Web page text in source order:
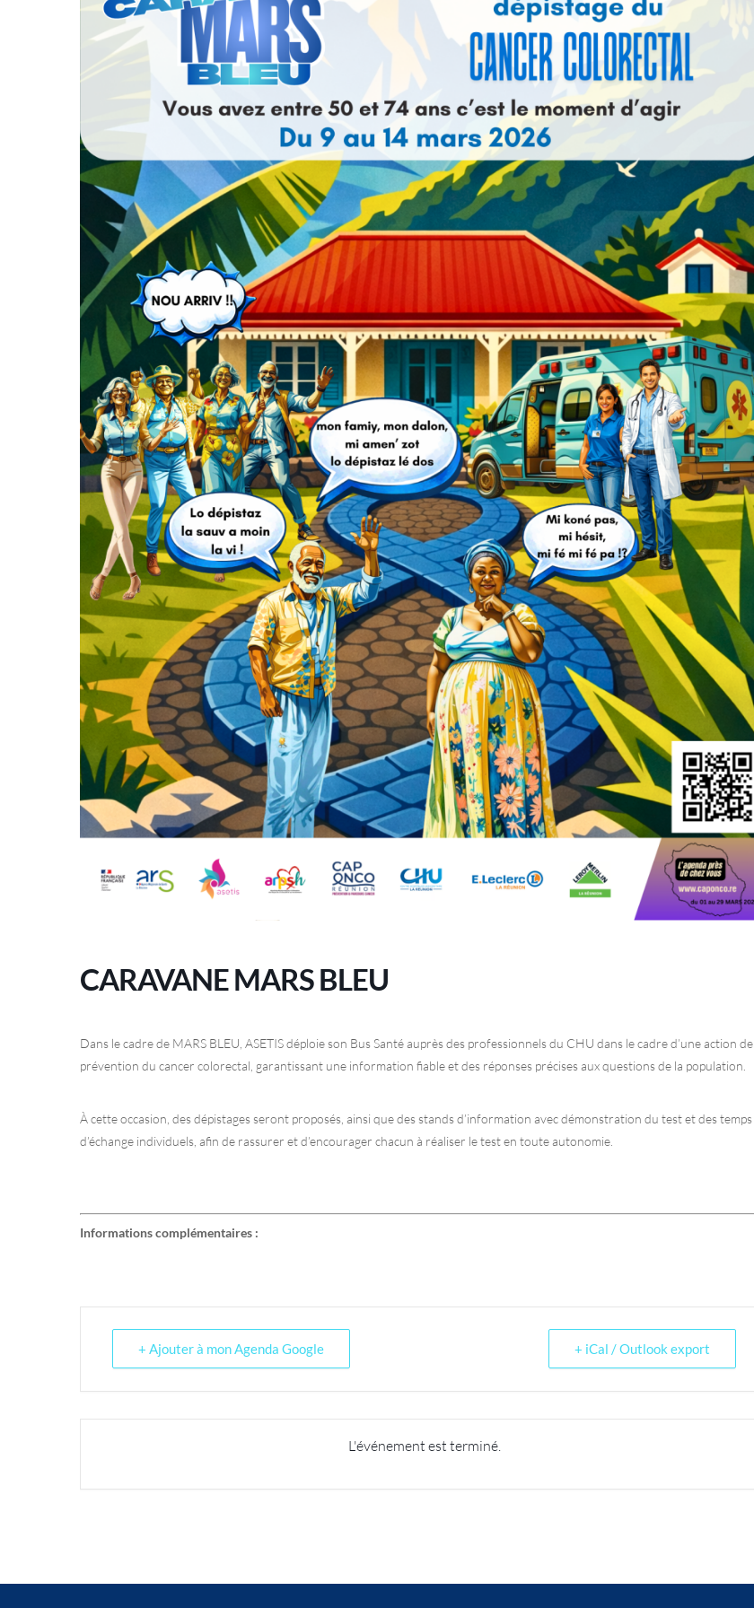
CARAVANE MARS BLEU
Dans le cadre de MARS BLEU, ASETIS déploie son Bus Santé auprès des professionnels du CHU dans le cadre d’une action de
prévention du cancer colorectal, garantissant une information fiable et des réponses précises aux questions de la population.
À cette occasion, des dépistages seront proposés, ainsi que des stands d’information avec démonstration du test et des temps
d’échange individuels, afin de rassurer et d’encourager chacun à réaliser le test en toute autonomie.
Informations complémentaires :
+ Ajouter à mon Agenda Google + iCal / Outlook export
L'événement est terminé.